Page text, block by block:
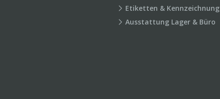
Etiketten & Kennzeichnung
Ausstattung Lager & Büro